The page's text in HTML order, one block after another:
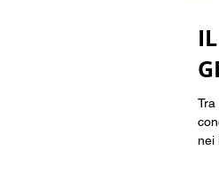
Tra
nei kit